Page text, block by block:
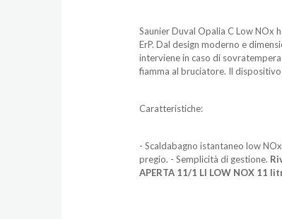
Saunier Duval Opalia C Low NOx
ErP. Dal design moderno e
interviene in caso di
fiamma al bruciatore. Il
Caratteristiche:
- Scaldabagno istantaneo low
pregio. - Semplicità di gestione.
APERTA 11/1 LI LOW NOX 11